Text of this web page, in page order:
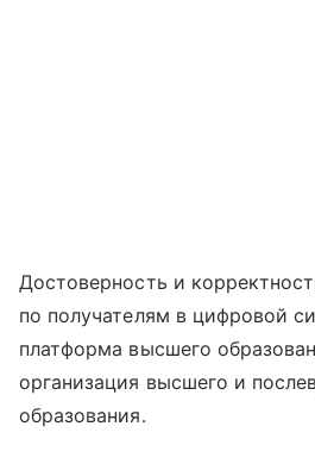
Достоверность и
по получателям в цифровой
платформа высшего
организация высшего и
образования.